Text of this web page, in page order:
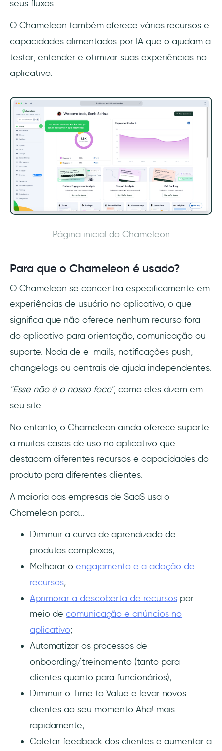
seus fluxos.
O Chameleon também oferece vários recursos e
capacidades alimentados por IA que o ajudam a
testar, entender e otimizar suas experiências no
aplicativo.
Página inicial do Chameleon
Para que o Chameleon é usado?
O Chameleon se concentra especificamente em
experiências de usuário no aplicativo, o que
significa que não oferece nenhum recurso fora
do aplicativo para orientação, comunicação ou
suporte. Nada de e-mails, notificações push,
changelogs ou centrais de ajuda independentes.
"Esse não é o nosso foco", como eles dizem em
seu site.
No entanto, o Chameleon ainda oferece suporte
a muitos casos de uso no aplicativo que
destacam diferentes recursos e capacidades do
produto para diferentes clientes.
A maioria das empresas de SaaS usa o
Chameleon para...
Diminuir a curva de aprendizado de
produtos complexos;
Melhorar o engajamento e a adoção de
recursos;
Aprimorar a descoberta de recursos por
meio de comunicação e anúncios no
aplicativo;
Automatizar os processos de
onboarding/treinamento (tanto para
clientes quanto para funcionários);
Diminuir o Time to Value e levar novos
clientes ao seu momento Aha! mais
rapidamente;
Coletar feedback dos clientes e aumentar a